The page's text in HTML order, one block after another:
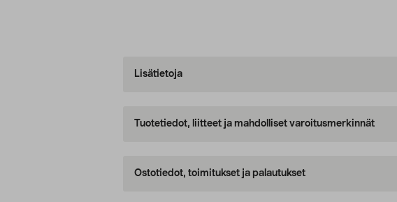
Lisätietoja
Tuotetiedot, liitteet ja mahdolliset varoitusmerkinnät
Ostotiedot, toimitukset ja palautukset